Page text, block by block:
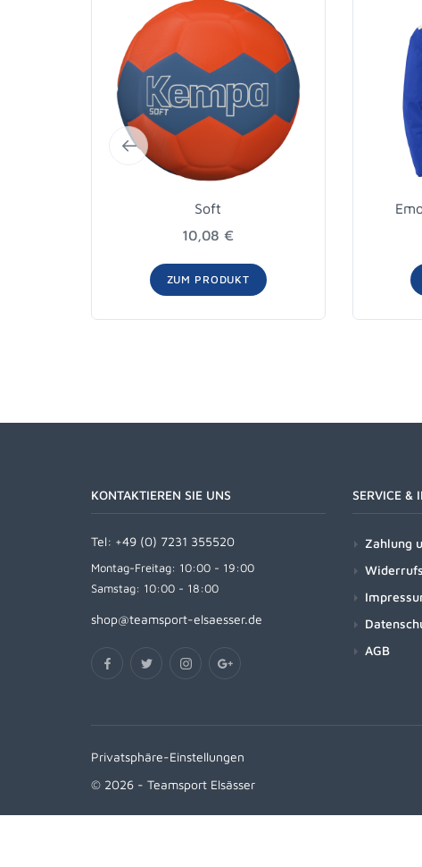
Soft
10,08 €
ZUM PRODUKT
KONTAKTIEREN SIE UNS
Tel: +49 (0) 7231 355520
Montag-Freitag: 10:00 - 19:00
Samstag: 10:00 - 18:00
shop@teamsport-elsaesser.de
SERVICE &
Zahlung
AGB
Privatsphäre-Einstellungen
© 2026 - Teamsport Elsässer